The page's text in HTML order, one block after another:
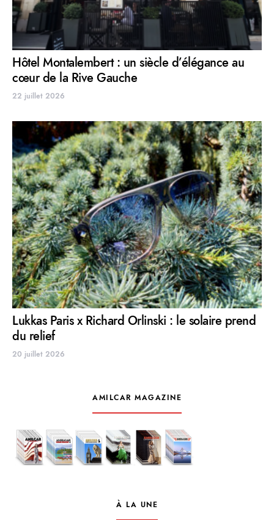
Hôtel Montalembert : un siècle d’élégance au
cœur de la Rive Gauche
22 juillet 2026
Lukkas Paris x Richard Orlinski : le solaire prend
du relief
20 juillet 2026
AMILCAR MAGAZINE
À LA UNE